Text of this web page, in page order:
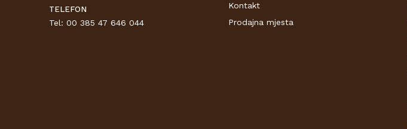
TELEFON
Tel: 00 385 47 646 044
Kontakt
Prodajna mjesta